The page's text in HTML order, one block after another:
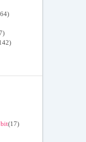
(17)